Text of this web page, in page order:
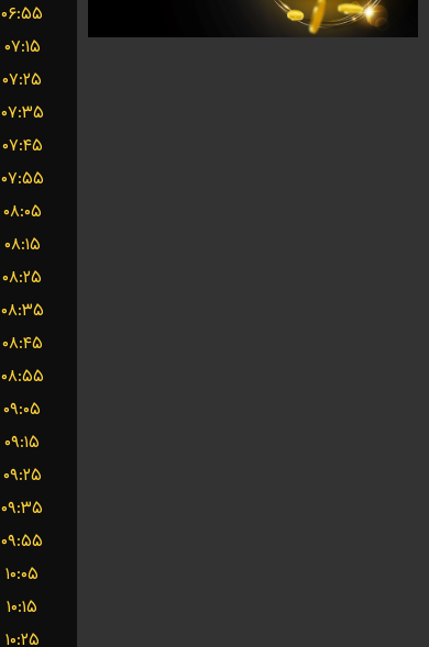
۰۶:۵۵
۰۷:۱۵
۰۷:۲۵
۰۷:۳۵
۰۷:۴۵
۰۷:۵۵
۰۸:۰۵
۰۸:۱۵
۰۸:۲۵
۰۸:۳۵
۰۸:۴۵
۰۸:۵۵
۰۹:۰۵
۰۹:۱۵
۰۹:۲۵
۰۹:۳۵
۰۹:۵۵
۱۰:۰۵
۱۰:۱۵
۱۰:۲۵